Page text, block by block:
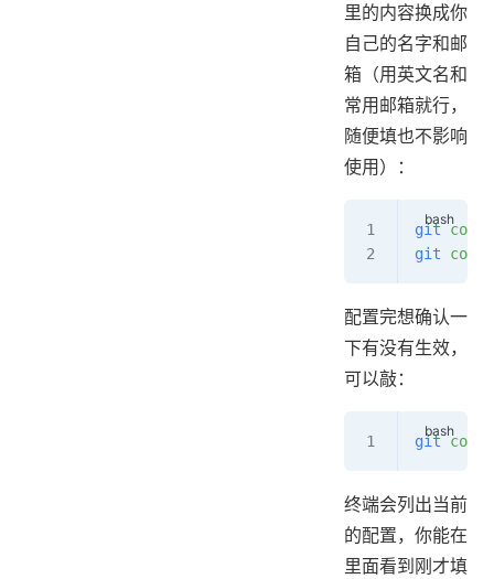
里的内容换成你
自己的名字和邮
箱（用英文名和
常用邮箱就行，
随便填也不影响
使用）：
git
git
配置完想确认一
下有没有生效，
可以敲：
git
终端会列出当前
的配置，你能在
里面看到刚才填